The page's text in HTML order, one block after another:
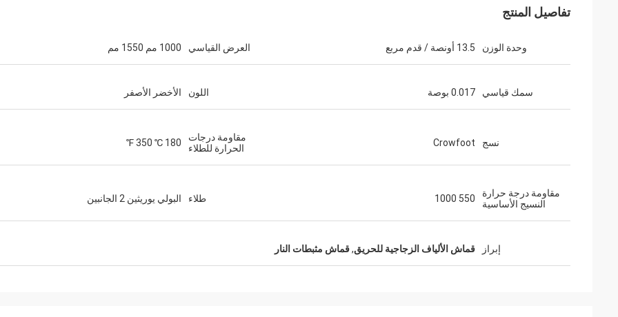
تفاصيل المنتج
وحدة الوزن 13.5 أونصة / قدم مربع العرض القياسي 1000 مم 1550 مم
سمك قياسي 0.017 بوصة اللون الأخضر الأصفر
نسج Crowfoot
مقاومة درجات
الحرارة للطلاء
180 ℃ 350 ℉
مقاومة درجة حرارة
النسيج الأساسية
550 1000 طلاء البولي يوريثين 2 الجانبين
إبراز قماش الألياف الزجاجية للحريق,قماش مثبطات النار